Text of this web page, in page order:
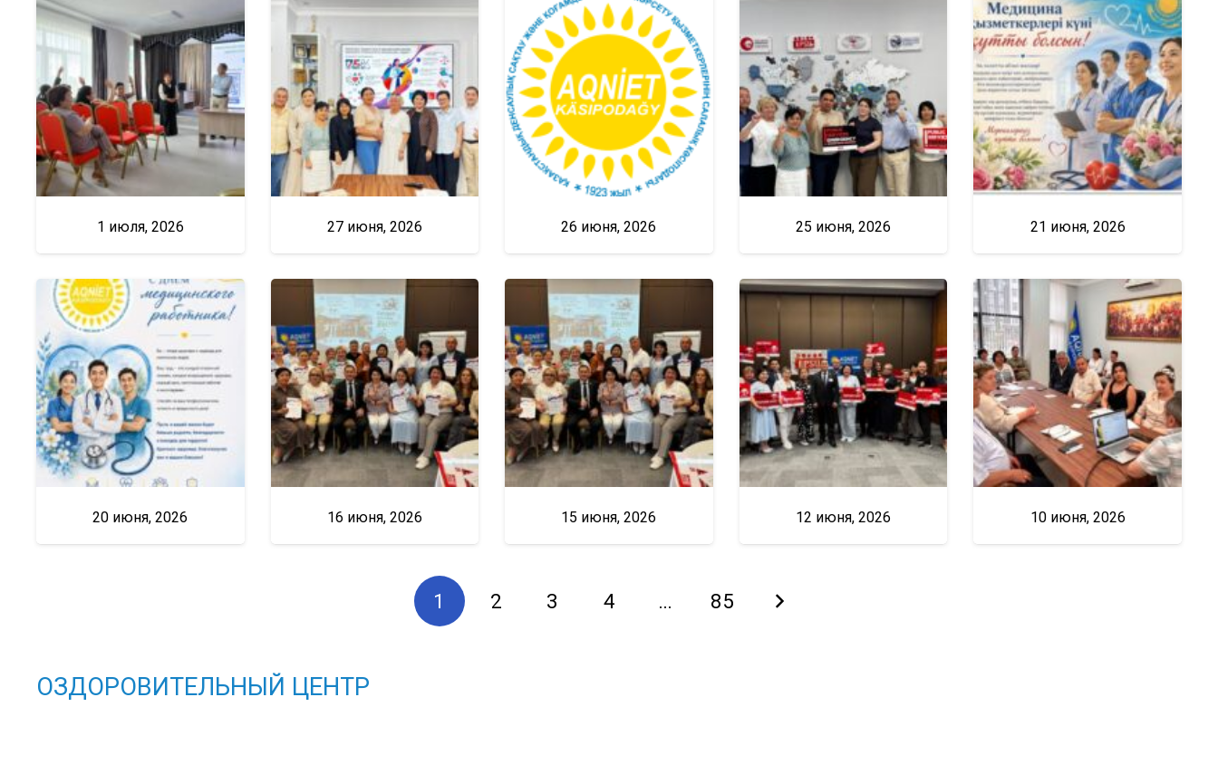
1 июля, 2026 27 июня, 2026 26 июня, 2026 25 июня, 2026 21 июня, 2026
20 июня, 2026 16 июня, 2026 15 июня, 2026 12 июня, 2026 10 июня, 2026
1 2 3 4 … 85
ОЗДОРОВИТЕЛЬНЫЙ ЦЕНТР